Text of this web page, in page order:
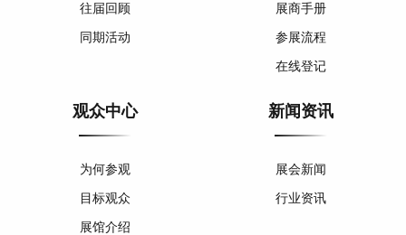
往届回顾
同期活动
展商手册
参展流程
在线登记
观众中心
为何参观
目标观众
展馆介绍
新闻资讯
展会新闻
行业资讯